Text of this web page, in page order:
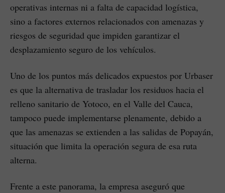
operativas internas ni a falta de capacidad logística,
sino a factores externos relacionados con amenazas y
riesgos de seguridad que impiden garantizar el
desplazamiento seguro de los vehículos.
Uno de los puntos más delicados expuestos por Urbaser
es que la alternativa de trasladar los residuos hacia el
relleno sanitario de Yotoco, en el Valle del Cauca,
tampoco puede implementarse plenamente, debido a
que las amenazas se extienden a las salidas de Popayán,
situación que limita la operación segura de esa ruta
alterna.
Frente a este panorama, la empresa aseguró que